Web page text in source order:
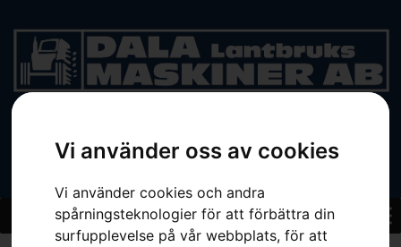
Vi använder oss av cookies
Vi använder cookies och andra
spårningsteknologier för att förbättra din
surfupplevelse på vår webbplats, för att
BEGAGNAT